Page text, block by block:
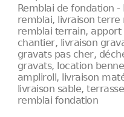
Remblai de fondation -
remblai, livraison
remblai terrain,
chantier, livraison
gravats pas cher,
gravats, location
ampliroll, livraison
livraison sable,
remblai fondation